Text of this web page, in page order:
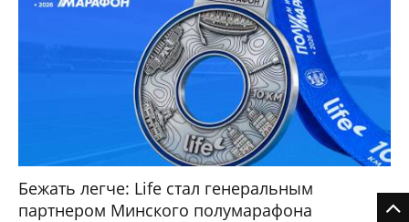
Бежать легче: Life стал генеральным
партнером Минского полумарафона